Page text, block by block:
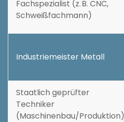
Fachspezialist (z. B. CNC,
Schweißfachmann)
Industriemeister Metall
Staatlich geprüfter
Techniker
(Maschinenbau/Produktion)